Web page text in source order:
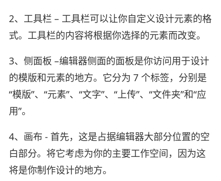
2、工具栏 – 工具栏可以让你自定义设计元素的格
式。工具栏的内容将根据你选择的元素而改变。
3、侧面板 –编辑器侧面的面板是你访问用于设计
的模版和元素的地方。它分为 7 个标签，分别是
“模版”、“元素”、“文字”、“上传”、“文件夹”和“应
用”。
4、画布 - 首先，这是占据编辑器大部分位置的空
白部分。将它考虑为你的主要工作空间，因为这
将是你制作设计的地方。